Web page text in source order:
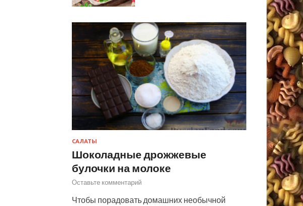
САЛАТЫ
Шоколадные дрожжевые
булочки на молоке
Оставьте комментарий
Чтобы порадовать домашних необычной